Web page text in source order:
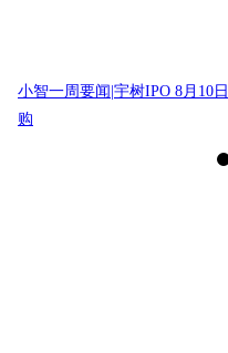
小智一周要闻|宇树IPO 8月10
购